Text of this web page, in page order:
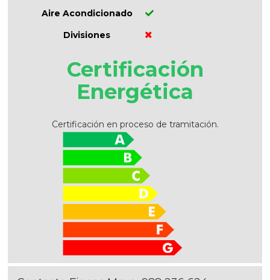
Aire Acondicionado
Divisiones
Certificación
Energética
Certificación en proceso de tramitación.